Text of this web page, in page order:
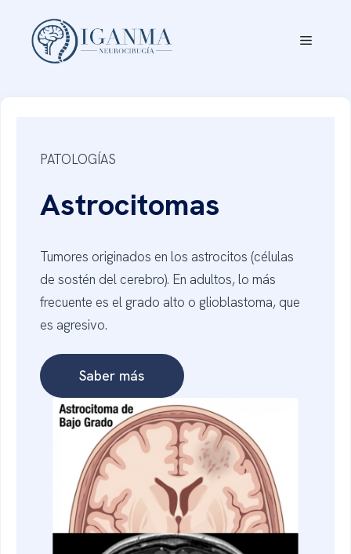
contenido
Menú
PATOLOGÍAS
Astrocitomas
Tumores originados en los astrocitos (células
de sostén del cerebro). En adultos, lo más
frecuente es el grado alto o glioblastoma, que
es agresivo.
Saber más